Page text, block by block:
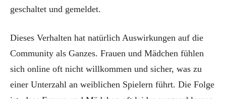
geschaltet und gemeldet.
Dieses Verhalten hat natürlich Auswirkungen auf die
Community als Ganzes. Frauen und Mädchen fühlen
sich online oft nicht willkommen und sicher, was zu
einer Unterzahl an weiblichen Spielern führt. Die Folge